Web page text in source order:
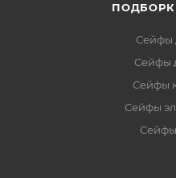
Сейфы
Сейфы
Сейфы
Сейфы